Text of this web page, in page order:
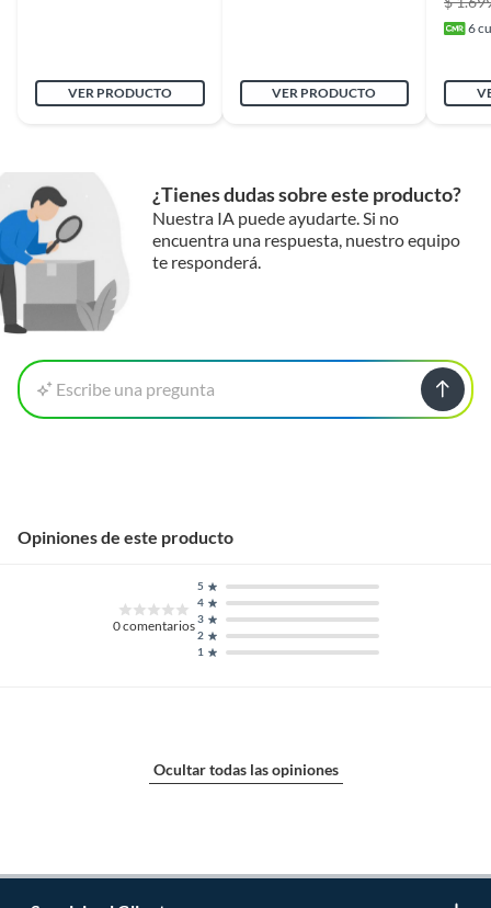
Peso del producto 15kg
VER PRODUCTO VER PRODUCTO
6
¿Tienes dudas sobre este producto?
Nuestra IA puede ayudarte. Si no
encuentra una respuesta, nuestro equipo
te responderá.
Escribe una pregunta
Opiniones de este producto
0comentarios
1
2
3
4
5
Ocultar todas las opiniones